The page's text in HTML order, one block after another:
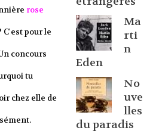
rose
C'est pour le
concours
tu
chez elle de
Ma
rti
n
Eden
No
uve
lles
du paradis